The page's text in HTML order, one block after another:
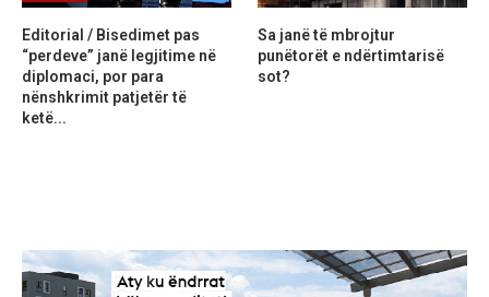
Editorial / Bisedimet pas
“perdeve” janë legjitime në
diplomaci, por para
nënshkrimit patjetër të
ketë...
Sa janë të mbrojtur
punëtorët e ndërtimtarisë
sot?